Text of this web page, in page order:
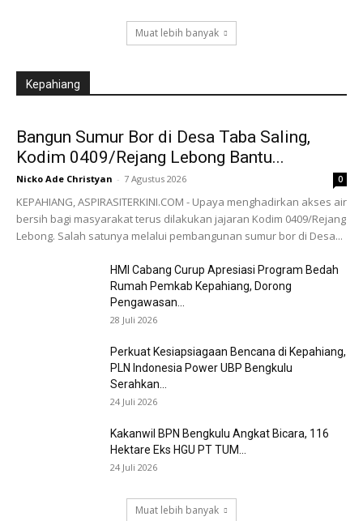
Muat lebih banyak
Kepahiang
Bangun Sumur Bor di Desa Taba Saling,
Kodim 0409/Rejang Lebong Bantu...
Nicko Ade Christyan - 7 Agustus 2026 0
KEPAHIANG, ASPIRASITERKINI.COM - Upaya menghadirkan akses air
bersih bagi masyarakat terus dilakukan jajaran Kodim 0409/Rejang
Lebong. Salah satunya melalui pembangunan sumur bor di Desa...
HMI Cabang Curup Apresiasi Program Bedah
Rumah Pemkab Kepahiang, Dorong
Pengawasan...
28 Juli 2026
Perkuat Kesiapsiagaan Bencana di Kepahiang,
PLN Indonesia Power UBP Bengkulu
Serahkan...
24 Juli 2026
Kakanwil BPN Bengkulu Angkat Bicara, 116
Hektare Eks HGU PT TUM...
24 Juli 2026
Muat lebih banyak